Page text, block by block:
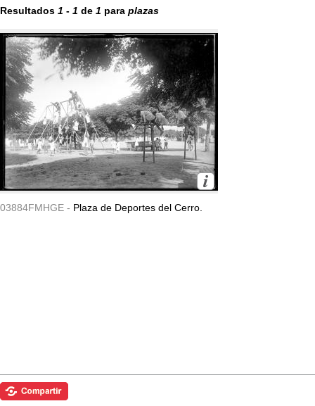
Resultados 1 - 1 de 1 para plazas
03884FMHGE - Plaza de Deportes del Cerro.